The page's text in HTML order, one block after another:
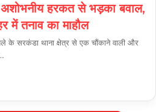
अशोभनीय हरकत से भड़का बवाल,
में तनाव का माहौल
के सरकंडा थाना क्षेत्र से एक चौंकाने वाली और